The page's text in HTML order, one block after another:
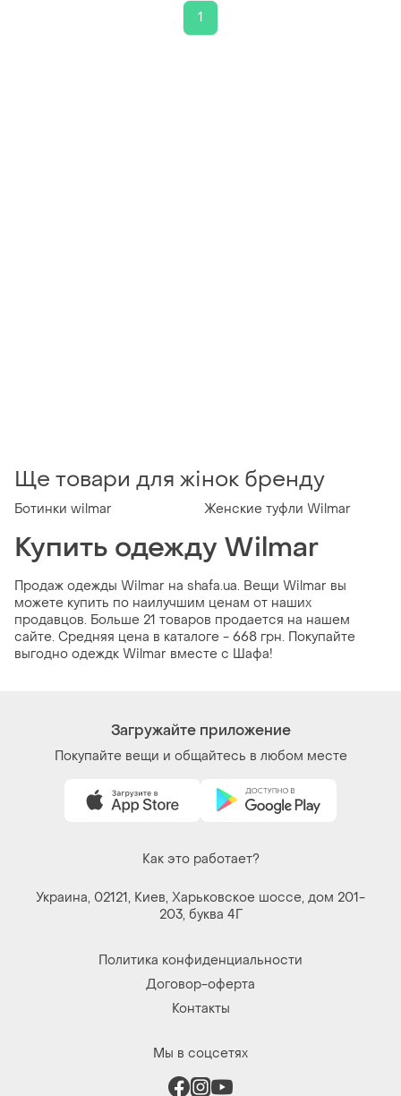
1
Ще товари для жінок бренду
Ботинки wilmar Женские туфли Wilmar
Купить одежду Wilmar
Продаж одежды Wilmar на shafa.ua. Вещи Wilmar вы
можете купить по наилучшим ценам от наших
продавцов. Больше 21 товаров продается на нашем
сайте. Средняя цена в каталоге - 668 грн. Покупайте
выгодно одеждк Wilmar вместе с Шафа!
Загружайте приложение
Покупайте вещи и общайтесь в любом месте
Как это работает?
Украина, 02121, Киев, Харьковское шоссе, дом 201-
203, буква 4Г
Политика конфиденциальности
Договор-оферта
Контакты
Мы в соцсетях